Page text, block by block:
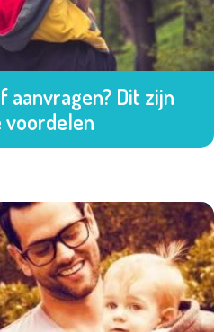
aanvragen? Dit zijn
voordelen